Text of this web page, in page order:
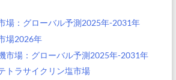
場：グローバル予測2025年-2031年
場2026年
市場：グローバル予測2025年-2031年
トラサイクリン塩市場